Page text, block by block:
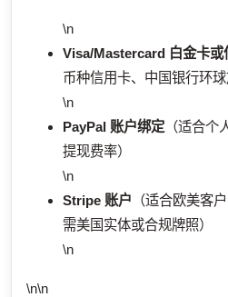
\n
Visa/Mastercard 白金卡或
币种信用卡、中国银行环球
\n
PayPal 账户绑定（适合个
提现费率）
\n
Stripe 账户 （适合欧美客
需美国实体或合规牌照）
\n
\n\n